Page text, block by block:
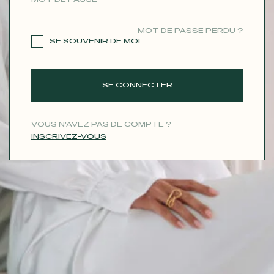
MOT DE PASSE PERDU ?
SE SOUVENIR DE MOI
SE CONNECTER
VOUS N'AVEZ PAS DE COMPTE ?
INSCRIVEZ-VOUS